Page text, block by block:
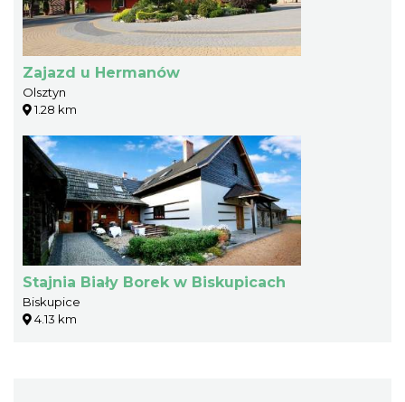
Zajazd u Hermanów
Olsztyn
1.28 km
Stajnia Biały Borek w Biskupicach
Biskupice
4.13 km